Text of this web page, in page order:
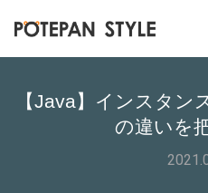
【Java】インスタン
の違いを